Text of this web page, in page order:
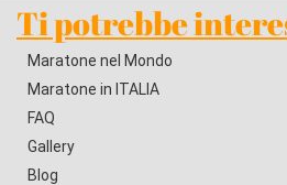
Ti potrebbe
Maratone nel Mondo
Maratone in ITALIA
FAQ
Gallery
Blog